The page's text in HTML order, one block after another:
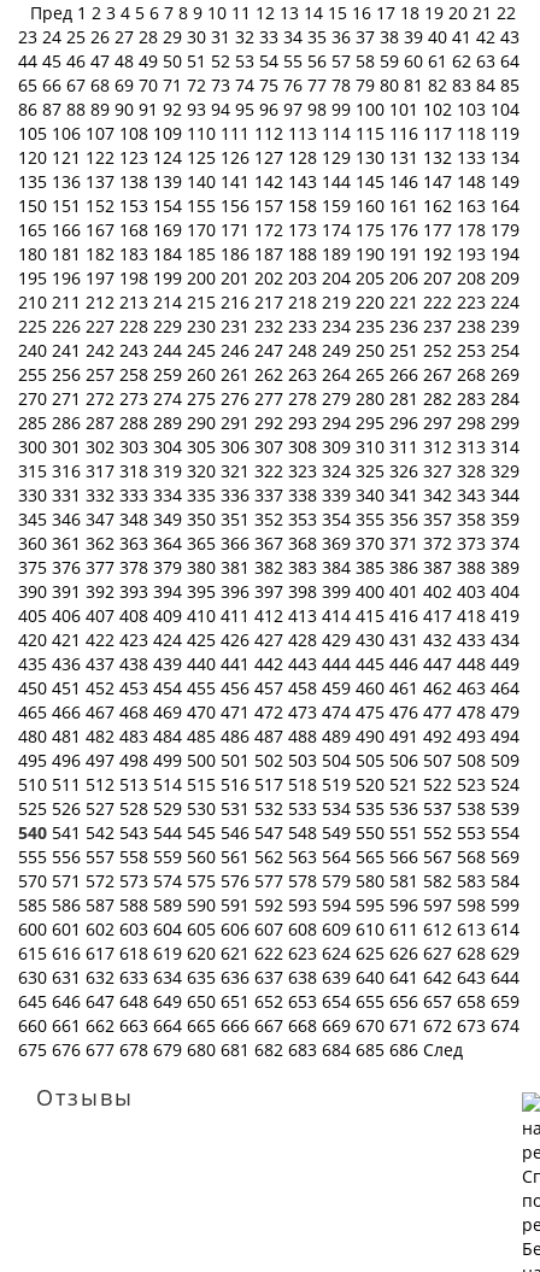
Пред 1 2 3 4 5 6 7 8 9 10 11 12 13 14 15 16 17 18 19 20 21 22
23 24 25 26 27 28 29 30 31 32 33 34 35 36 37 38 39 40 41 42 43
44 45 46 47 48 49 50 51 52 53 54 55 56 57 58 59 60 61 62 63 64
65 66 67 68 69 70 71 72 73 74 75 76 77 78 79 80 81 82 83 84 85
86 87 88 89 90 91 92 93 94 95 96 97 98 99 100 101 102 103 104
105 106 107 108 109 110 111 112 113 114 115 116 117 118 119
120 121 122 123 124 125 126 127 128 129 130 131 132 133 134
135 136 137 138 139 140 141 142 143 144 145 146 147 148 149
150 151 152 153 154 155 156 157 158 159 160 161 162 163 164
165 166 167 168 169 170 171 172 173 174 175 176 177 178 179
180 181 182 183 184 185 186 187 188 189 190 191 192 193 194
195 196 197 198 199 200 201 202 203 204 205 206 207 208 209
210 211 212 213 214 215 216 217 218 219 220 221 222 223 224
225 226 227 228 229 230 231 232 233 234 235 236 237 238 239
240 241 242 243 244 245 246 247 248 249 250 251 252 253 254
255 256 257 258 259 260 261 262 263 264 265 266 267 268 269
270 271 272 273 274 275 276 277 278 279 280 281 282 283 284
285 286 287 288 289 290 291 292 293 294 295 296 297 298 299
300 301 302 303 304 305 306 307 308 309 310 311 312 313 314
315 316 317 318 319 320 321 322 323 324 325 326 327 328 329
330 331 332 333 334 335 336 337 338 339 340 341 342 343 344
345 346 347 348 349 350 351 352 353 354 355 356 357 358 359
360 361 362 363 364 365 366 367 368 369 370 371 372 373 374
375 376 377 378 379 380 381 382 383 384 385 386 387 388 389
390 391 392 393 394 395 396 397 398 399 400 401 402 403 404
405 406 407 408 409 410 411 412 413 414 415 416 417 418 419
420 421 422 423 424 425 426 427 428 429 430 431 432 433 434
435 436 437 438 439 440 441 442 443 444 445 446 447 448 449
450 451 452 453 454 455 456 457 458 459 460 461 462 463 464
465 466 467 468 469 470 471 472 473 474 475 476 477 478 479
480 481 482 483 484 485 486 487 488 489 490 491 492 493 494
495 496 497 498 499 500 501 502 503 504 505 506 507 508 509
510 511 512 513 514 515 516 517 518 519 520 521 522 523 524
525 526 527 528 529 530 531 532 533 534 535 536 537 538 539
540 541 542 543 544 545 546 547 548 549 550 551 552 553 554
555 556 557 558 559 560 561 562 563 564 565 566 567 568 569
570 571 572 573 574 575 576 577 578 579 580 581 582 583 584
585 586 587 588 589 590 591 592 593 594 595 596 597 598 599
600 601 602 603 604 605 606 607 608 609 610 611 612 613 614
615 616 617 618 619 620 621 622 623 624 625 626 627 628 629
630 631 632 633 634 635 636 637 638 639 640 641 642 643 644
645 646 647 648 649 650 651 652 653 654 655 656 657 658 659
660 661 662 663 664 665 666 667 668 669 670 671 672 673 674
675 676 677 678 679 680 681 682 683 684 685 686 След
Отзывы